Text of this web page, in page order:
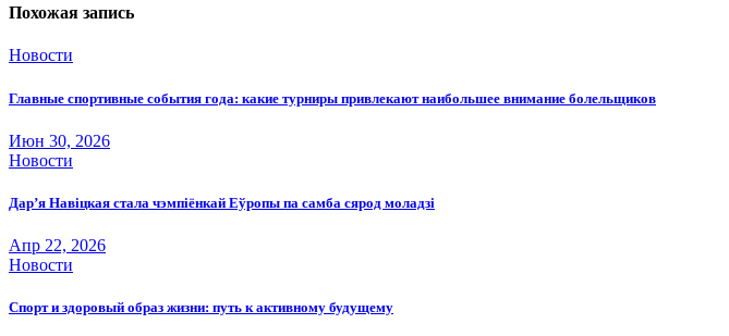
записям
Похожая запись
Новости
Главные спортивные события года: какие турниры привлекают наибольшее внимание болельщиков
Июн 30, 2026
Новости
Дар’я Навіцкая стала чэмпіёнкай Еўропы па самба сярод моладзі
Апр 22, 2026
Новости
Спорт и здоровый образ жизни: путь к активному будущему